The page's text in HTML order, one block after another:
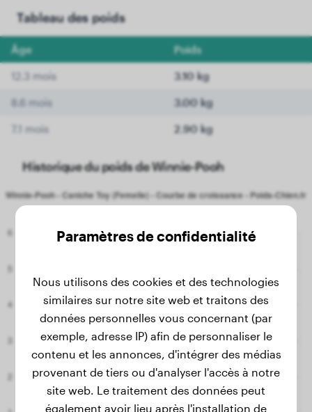
Tableau des poids
Âge Poids
12.3 mois 3.10 kg
8.6 mois 3.00 kg
7.1 mois 2.90 kg
Historique du poids de Winnie-Pooh
Paramètres de confidentialité
Nous utilisons des cookies et des technologies
similaires sur notre site web et traitons des
données personnelles vous concernant (par
exemple, adresse IP) afin de personnaliser le
contenu et les annonces, d'intégrer des médias
provenant de tiers ou d'analyser l'accès à notre
site web. Le traitement des données peut
également avoir lieu après l'installation de